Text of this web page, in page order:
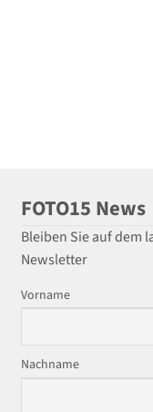
FOTO15 News
Bleiben Sie auf dem
Newsletter
Vorname
Nachname